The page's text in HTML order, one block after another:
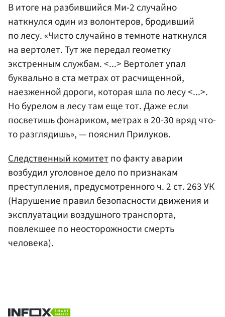
В итоге на разбившийся Ми-2 случайно
наткнулся один из волонтеров, бродивший
по лесу. «Чисто случайно в темноте наткнулся
на вертолет. Тут же передал геометку
экстренным службам. <...> Вертолет упал
буквально в ста метрах от расчищенной,
наезженной дороги, которая шла по лесу <...>.
Но бурелом в лесу там еще тот. Даже если
посветишь фонариком, метрах в 20-30 вряд что-
то разглядишь», — пояснил Прилуков.
Следственный комитетпо факту аварии
возбудил уголовное дело по признакам
преступления, предусмотренного ч. 2 ст. 263 УК
(Нарушение правил безопасности движения и
эксплуатации воздушного транспорта,
повлекшее по неосторожности смерть
человека).